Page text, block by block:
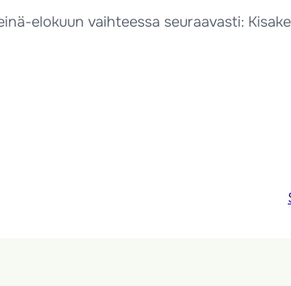
elokuun vaihteessa seuraavasti: